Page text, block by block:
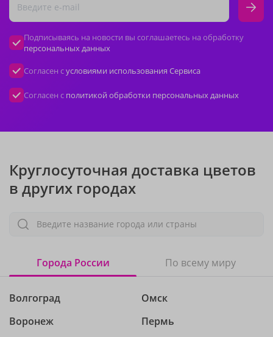
Подписываясь на новости вы соглашаетесь на обработку
персональных данных
Согласен сусловиями использования Сервиса
Согласен с политикой обработки персональных данных
Круглосуточная доставка цветов
в других городах
Введите название города или страны
Города России По всему миру
Волгоград
Воронеж
Омск
Пермь